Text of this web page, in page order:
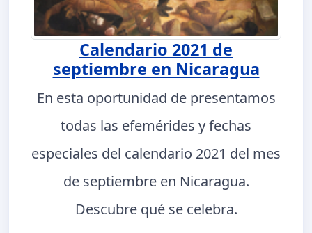
Calendario 2021 de
septiembre en Nicaragua
En esta oportunidad de presentamos
todas las efemérides y fechas
especiales del calendario 2021 del mes
de septiembre en Nicaragua.
Descubre qué se celebra.